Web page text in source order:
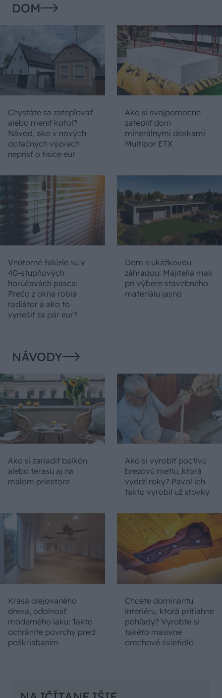
DOM
Chystáte sa zatepľovať
alebo meniť kotol?
Návod, ako v nových
dotačných výzvach
neprísť o tisíce eur
Ako si svojpomocne
zatepliť dom
minerálnymi doskami
Multipor ETX
Vnútorné žalúzie sú v
40-stupňových
horúčavách pasca:
Prečo z okna robia
radiátor a ako to
vyriešiť za pár eur?
Dom s ukážkovou
záhradou: Majitelia mali
pri výbere stavebného
materiálu jasno
NÁVODY
Ako si zariadiť balkón
alebo terasu aj na
malom priestore
Ako si vyrobiť poctivú
brezovú metlu, ktorá
vydrží roky? Pavol ich
takto vyrobil už stovky
Krása olejovaného
dreva, odolnosť
moderného laku: Takto
ochránite povrchy pred
poškriabaním
Chcete dominantu
interiéru, ktorá pritiahne
pohľady? Vyrobte si
takéto masívne
orechové svietidlo